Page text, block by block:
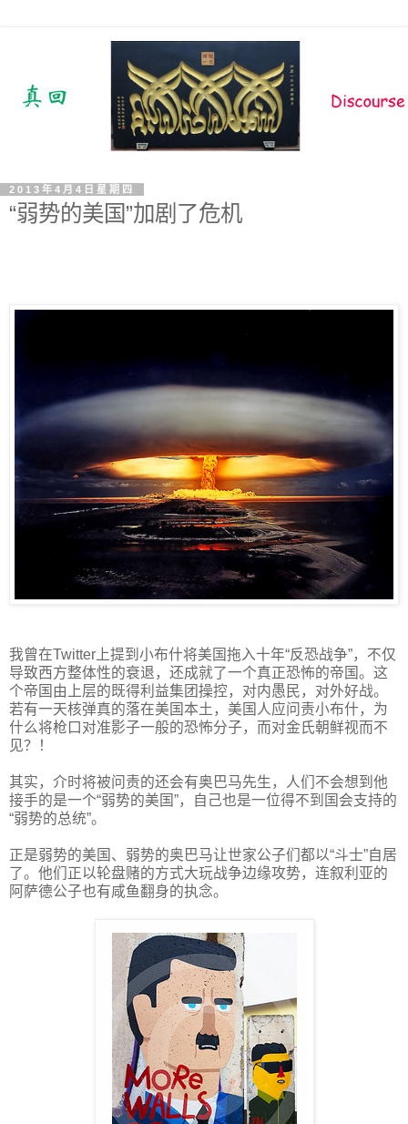
2013年4月4日星期四
“弱势的美国”加剧了危机
我曾在Twitter上提到小布什将美国拖入十年“反恐战争”，不仅
导致西方整体性的衰退，还成就了一个真正恐怖的帝国。这
个帝国由上层的既得利益集团操控，对内愚民，对外好战。
若有一天核弹真的落在美国本土，美国人应问责小布什，为
什么将枪口对准影子一般的恐怖分子，而对金氏朝鲜视而不
见？！
其实，介时将被问责的还会有奥巴马先生，人们不会想到他
接手的是一个“弱势的美国”，自己也是一位得不到国会支持的
“弱势的总统”。
正是弱势的美国、弱势的奥巴马让世家公子们都以“斗士”自居
了。他们正以轮盘赌的方式大玩战争边缘攻势，连叙利亚的
阿萨德公子也有咸鱼翻身的执念。